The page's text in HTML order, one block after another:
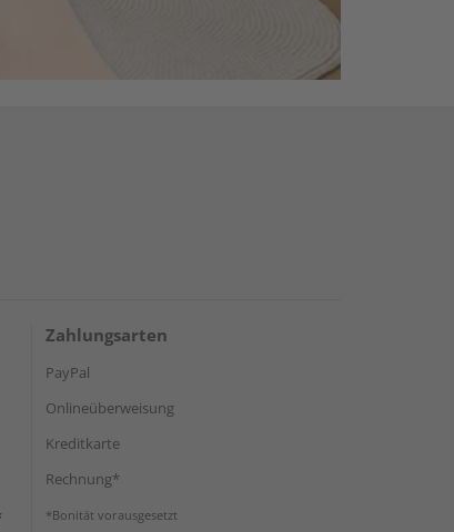
Zahlungsarten
PayPal
Onlineüberweisung
Kreditkarte
Rechnung*
*Bonität vorausgesetzt